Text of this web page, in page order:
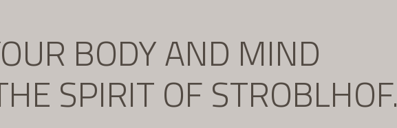
BODY AND MIND
SPIRIT OF STROBLHOF.